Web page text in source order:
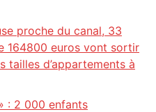
proche du canal, 33
164800 euros vont sortir
tailles d’appartements à
: 2 000 enfants